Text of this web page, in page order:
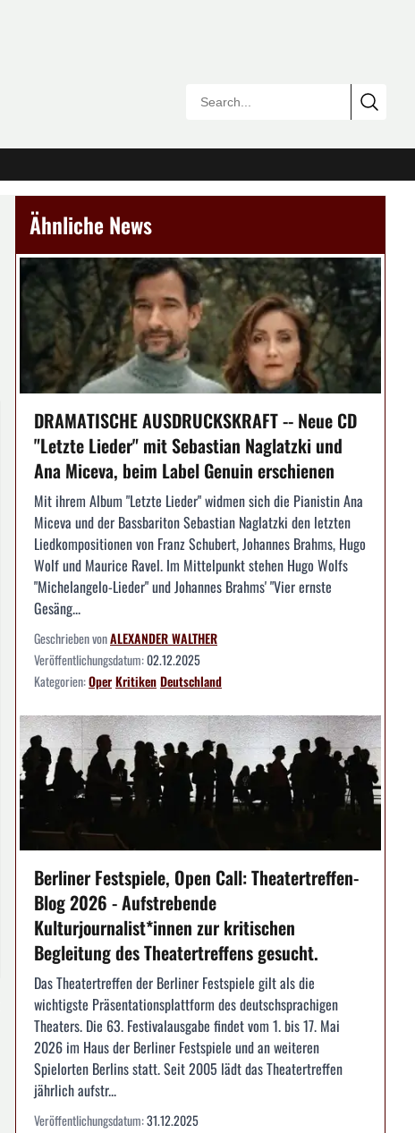
Ähnliche News
DRAMATISCHE AUSDRUCKSKRAFT -- Neue CD
"Letzte Lieder" mit Sebastian Naglatzki und
Ana Miceva, beim Label Genuin erschienen
Mit ihrem Album "Letzte Lieder" widmen sich die Pianistin Ana
Miceva und der Bassbariton Sebastian Naglatzki den letzten
Liedkompositionen von Franz Schubert, Johannes Brahms, Hugo
Wolf und Maurice Ravel. Im Mittelpunkt stehen Hugo Wolfs
"Michelangelo-Lieder" und Johannes Brahms' "Vier ernste
Gesäng...
Geschrieben vonALEXANDER WALTHER
Veröffentlichungsdatum:02.12.2025
Kategorien:OperKritikenDeutschland
Berliner Festspiele, Open Call: Theatertreffen-
Blog 2026 - Aufstrebende
Kulturjournalist*innen zur kritischen
Begleitung des Theatertreffens gesucht.
Das Theatertreffen der Berliner Festspiele gilt als die
wichtigste Präsentationsplattform des deutschsprachigen
Theaters. Die 63. Festivalausgabe findet vom 1. bis 17. Mai
2026 im Haus der Berliner Festspiele und an weiteren
Spielorten Berlins statt. Seit 2005 lädt das Theatertreffen
jährlich aufstr...
Veröffentlichungsdatum:31.12.2025